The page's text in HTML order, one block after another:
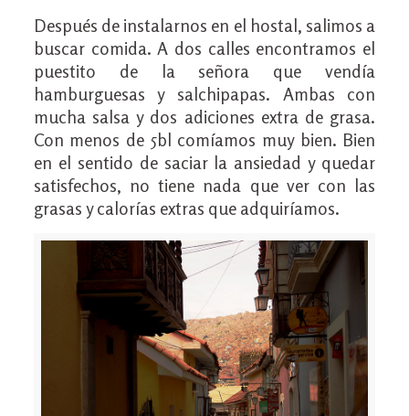
Después de instalarnos en el hostal, salimos a
buscar comida. A dos calles encontramos el
puestito de la señora que vendía
hamburguesas y salchipapas. Ambas con
mucha salsa y dos adiciones extra de grasa.
Con menos de 5bl comíamos muy bien. Bien
en el sentido de saciar la ansiedad y quedar
satisfechos, no tiene nada que ver con las
grasas y calorías extras que adquiríamos.